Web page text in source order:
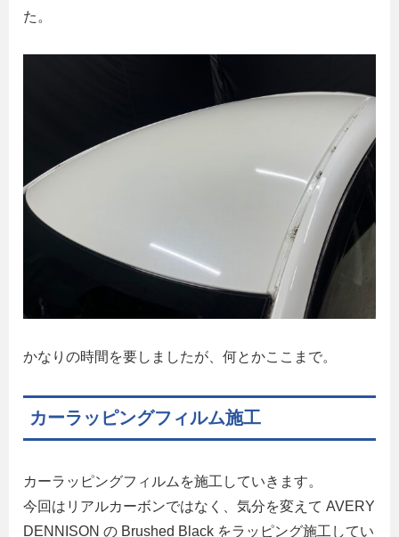
た。
かなりの時間を要しましたが、何とかここまで。
カーラッピングフィルム施工
カーラッピングフィルムを施工していきます。
今回はリアルカーボンではなく、気分を変えて AVERY
DENNISON の Brushed Black をラッピング施工してい